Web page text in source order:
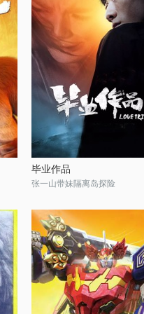
毕业作品
张一山带妹隔离岛探险